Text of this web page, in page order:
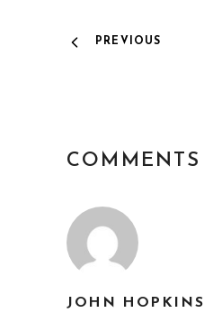
PREVIOUS
COMMENTS
JOHN HOPKINS